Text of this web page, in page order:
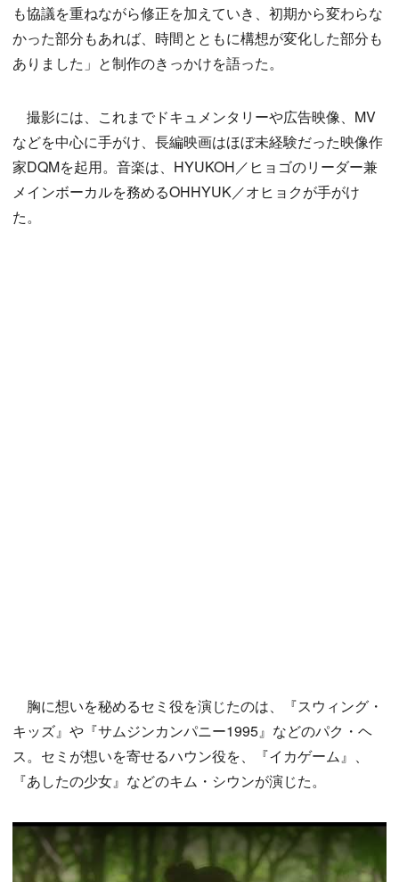
も協議を重ねながら修正を加えていき、初期から変わらな
かった部分もあれば、時間とともに構想が変化した部分も
ありました」と制作のきっかけを語った。
撮影には、これまでドキュメンタリーや広告映像、MV
などを中心に手がけ、長編映画はほぼ未経験だった映像作
家DQMを起用。音楽は、HYUKOH／ヒョゴのリーダー兼
メインボーカルを務めるOHHYUK／オヒョクが手がけ
た。
胸に想いを秘めるセミ役を演じたのは、『スウィング・
キッズ』や『サムジンカンパニー1995』などのパク・ヘ
ス。セミが想いを寄せるハウン役を、『イカゲーム』、
『あしたの少女』などのキム・シウンが演じた。